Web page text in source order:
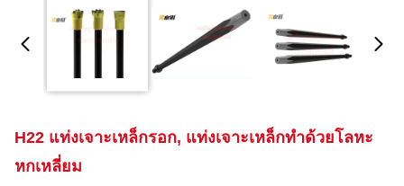
H22 แท่งเจาะเหล็กรอก, แท่งเจาะเหล็กทำด้วยโลหะ
หกเหลี่ยม